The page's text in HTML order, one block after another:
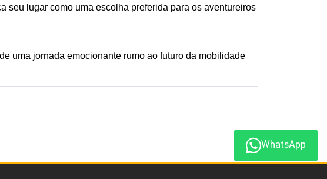
seu lugar como uma escolha preferida para os aventureiros
uma jornada emocionante rumo ao futuro da mobilidade
WhatsApp